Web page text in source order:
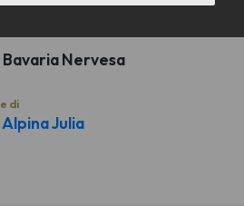
Nervesa
di
Julia